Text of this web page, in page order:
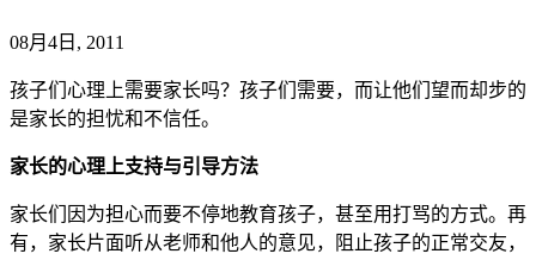
08月4日, 2011
孩子们心理上需要家长吗？孩子们需要，而让他们望而却步的
是家长的担忧和不信任。
家长的心理上支持与引导方法
家长们因为担心而要不停地教育孩子，甚至用打骂的方式。再
有，家长片面听从老师和他人的意见，阻止孩子的正常交友，